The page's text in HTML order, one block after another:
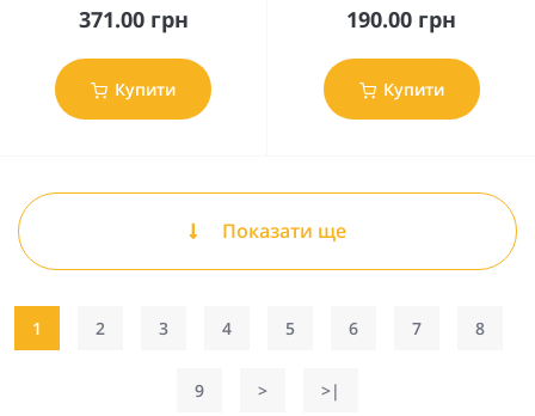
371.00 грн
Купити
190.00 грн
Купити
Показати ще
1 2 3 4 5 6 7 8
9 > >|